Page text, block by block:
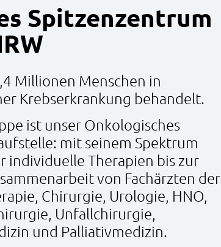
Spitzenzentrum
Millionen Menschen in
Krebserkrankung behandelt.
ist unser Onkologisches
mit seinem Spektrum
individuelle Therapien bis zur
von Fachärzten der
Chirurgie, Urologie, HNO,
Unfallchirurgie,
und Palliativmedizin.